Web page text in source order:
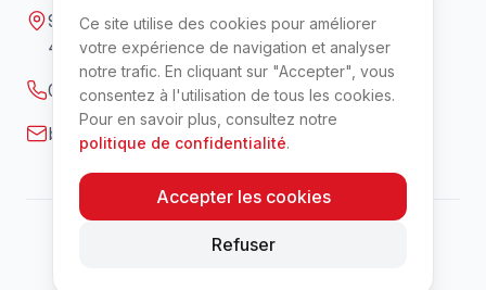
9 rue Gutenberg
49700 Tuffalun, France
02 41 52 50 10
benoit.d@grasshopper.fr
© 2026 Grasshopper France. Tous droits réservés.
Ce site utilise des cookies pour améliorer
votre expérience de navigation et analyser
notre trafic. En cliquant sur "Accepter", vous
consentez à l'utilisation de tous les cookies.
Pour en savoir plus, consultez notre
politique de confidentialité.
Accepter les cookies
Refuser